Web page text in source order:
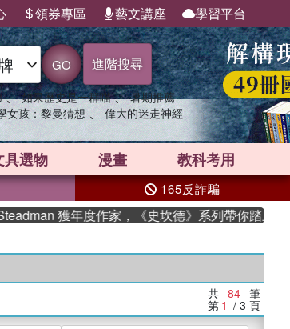
領券專區 藝文講座 學習平台
GO 進階搜尋
、 如果歷史是一群喵 、 暑期推薦
女孩：黎曼猜想 、 偉大的迷走神經
具選物 漫畫 教科考用
165反詐騙
獲年度作家，《史坎德》系列帶你踏上熱血奇幻旅
共 84 筆
第 1 / 3 頁